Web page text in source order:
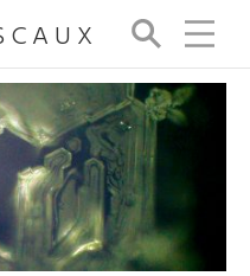
Su
ch
e